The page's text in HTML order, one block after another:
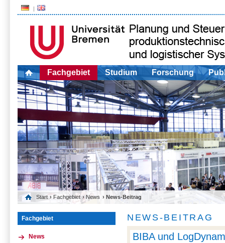
Fachgebiet Studium Forschung
Start › Fachgebiet › News › News-Beitrag
Fachgebiet
News
NEWS-BEITRAG
BIBA und